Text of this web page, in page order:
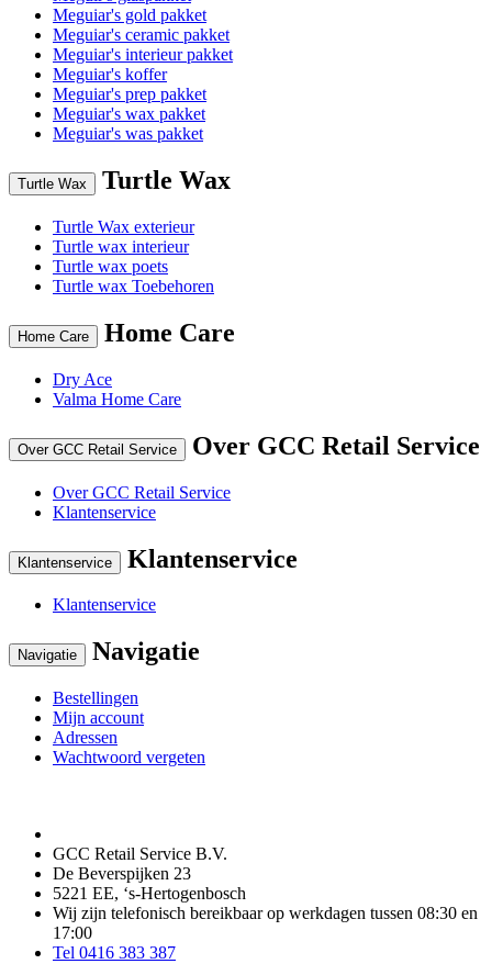
Meguiar's gold pakket
Meguiar's ceramic pakket
Meguiar's interieur pakket
Meguiar's koffer
Meguiar's prep pakket
Meguiar's wax pakket
Meguiar's was pakket
Turtle Wax Turtle Wax
Turtle Wax exterieur
Turtle wax interieur
Turtle wax poets
Turtle wax Toebehoren
Home Care Home Care
Dry Ace
Valma Home Care
Over GCC Retail Service Over GCC Retail Service
Over GCC Retail Service
Klantenservice
Klantenservice Klantenservice
Klantenservice
Navigatie Navigatie
Bestellingen
Mijn account
Adressen
Wachtwoord vergeten
GCC Retail Service B.V.
De Beverspijken 23
5221 EE, ‘s-Hertogenbosch
Wij zijn telefonisch bereikbaar op werkdagen tussen 08:30 en
17:00
Tel 0416 383 387